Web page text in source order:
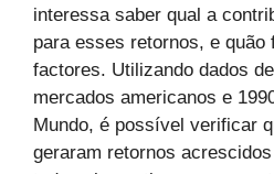
interessa saber qual a
para esses retornos, e quão
factores. Utilizando dados
mercados americanos e
Mundo, é possível verificar
geraram retornos